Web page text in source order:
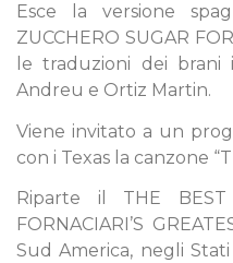
Esce la versione
ZUCCHERO SUGAR
le traduzioni dei
Andreu e Ortiz Martin.
Viene invitato a un
con i Texas la canzone
Riparte il THE BEST
FORNACIARI’S
Sud America, negli